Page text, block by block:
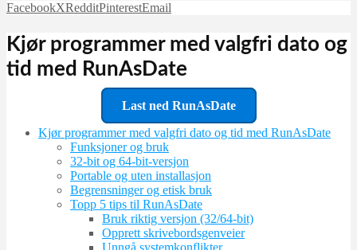
FacebookXRedditPinterestEmail
Kjør programmer med valgfri dato og
tid med RunAsDate
Last ned RunAsDate
Kjør programmer med valgfri dato og tid med RunAsDate
Funksjoner og bruk
32-bit og 64-bit-versjon
Portable og uten installasjon
Begrensninger og etisk bruk
Topp 5 tips til RunAsDate
Bruk riktig versjon (32/64-bit)
Opprett skrivebordsgenveier